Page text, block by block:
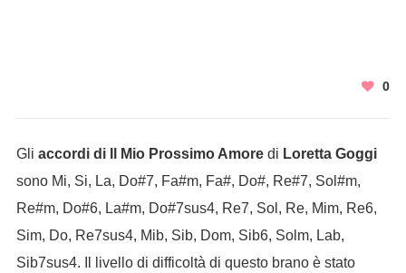
0
Gli accordi di Il Mio Prossimo Amoredi Loretta Goggi
sono Mi, Si, La, Do#7, Fa#m, Fa#, Do#, Re#7, Sol#m,
Re#m, Do#6, La#m, Do#7sus4, Re7, Sol, Re, Mim, Re6,
Sim, Do, Re7sus4, Mib, Sib, Dom, Sib6, Solm, Lab,
Sib7sus4. Il livello di difficoltà di questo brano è stato